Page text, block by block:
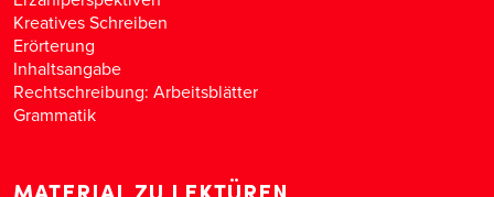
Kreatives Schreiben
Erörterung
Inhaltsangabe
Rechtschreibung: Arbeitsblätter
Grammatik
MATERIAL ZU LEKTÜREN